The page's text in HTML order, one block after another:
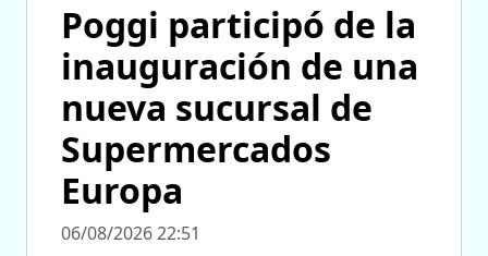
Poggi participó de la
inauguración de una
nueva sucursal de
Supermercados
Europa
06/08/2026 22:51